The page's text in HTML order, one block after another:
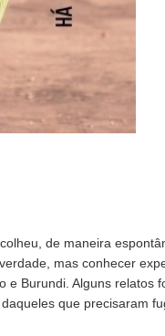
de maneira
mas conhecer
e Burundi. Alguns
que precisaram